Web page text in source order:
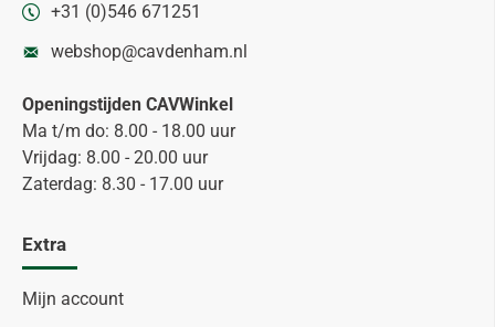
+31 (0)546 671251
webshop@cavdenham.nl
Openingstijden CAVWinkel
Ma t/m do: 8.00 - 18.00 uur
Vrijdag: 8.00 - 20.00 uur
Zaterdag: 8.30 - 17.00 uur
Extra
Mijn account